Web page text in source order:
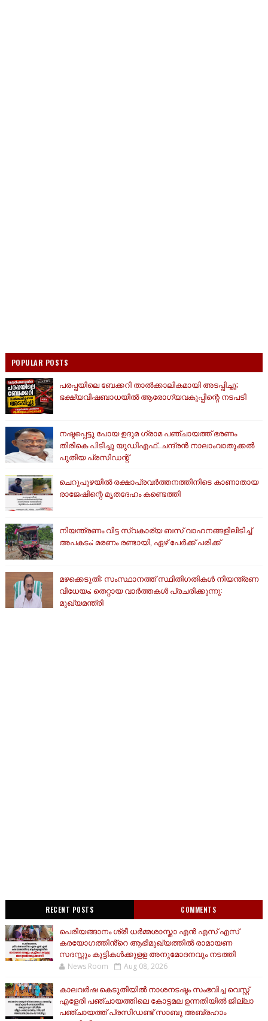
POPULAR POSTS
പരപ്പയിലെ ബേക്കറി താൽക്കാലികമായി അടപ്പിച്ചു;
ഭക്ഷ്യവിഷബാധയിൽ ആരോഗ്യവകുപ്പിന്റെ നടപടി
നഷ്ടപ്പെട്ടു പോയ ഉദുമ ഗ്രാമ പഞ്ചായത്ത് ഭരണം
തിരികെ പിടിച്ചു യുഡിഎഫ്..ചന്ദ്രൻ നാലാംവാതുക്കൽ
പുതിയ പ്രസിഡന്റ്
ചെറുപുഴയിൽ രക്ഷാപ്രവർത്തനത്തിനിടെ കാണാതായ
രാജേഷിന്റെ മൃതദേഹം കണ്ടെത്തി
നിയന്ത്രണം വിട്ട സ്വകാര്യ ബസ് വാഹനങ്ങളിലിടിച്ച്
അപകടം; മരണം രണ്ടായി, ഏഴ് പേർക്ക് പരിക്ക്
മഴക്കെടുതി: സംസ്ഥാനത്ത് സ്ഥിതിഗതികള്‍ നിയന്ത്രണ
വിധേയം; തെറ്റായ വാര്‍ത്തകള്‍ പ്രചരിക്കുന്നു:
മുഖ്യമന്ത്രി
RECENT POSTS COMMENTS
പെരിയങ്ങാനം ശ്രീ ധർമ്മശാസ്താ എൻ എസ് എസ്
കരയോഗത്തിൻ്റെ ആഭിമുഖ്യത്തിൽ രാമായണ
സദസ്സും കുട്ടികൾക്കുളള അനുമോദനവും നടത്തി
News Room Aug 08, 2026
കാലവർഷ കെടുതിയിൽ നാശനടഷ്ടം സംഭവിച്ച വെസ്റ്റ്
എളേരി പഞ്ചായത്തിലെ കോട്ടമല ഉന്നതിയിൽ ജില്ലാ
പഞ്ചായത്ത് പ്രസിഡണ്ട് സാബു അബ്രഹാം